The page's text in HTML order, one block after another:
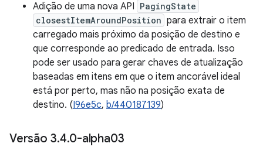
Adição de uma nova API PagingState
closestItemAroundPosition para extrair o item
carregado mais próximo da posição de destino e
que corresponde ao predicado de entrada. Isso
pode ser usado para gerar chaves de atualização
baseadas em itens em que o item ancorável ideal
está por perto, mas não na posição exata de
destino. (I96e5c, b/440187139)
Versão 3.4.0-alpha03